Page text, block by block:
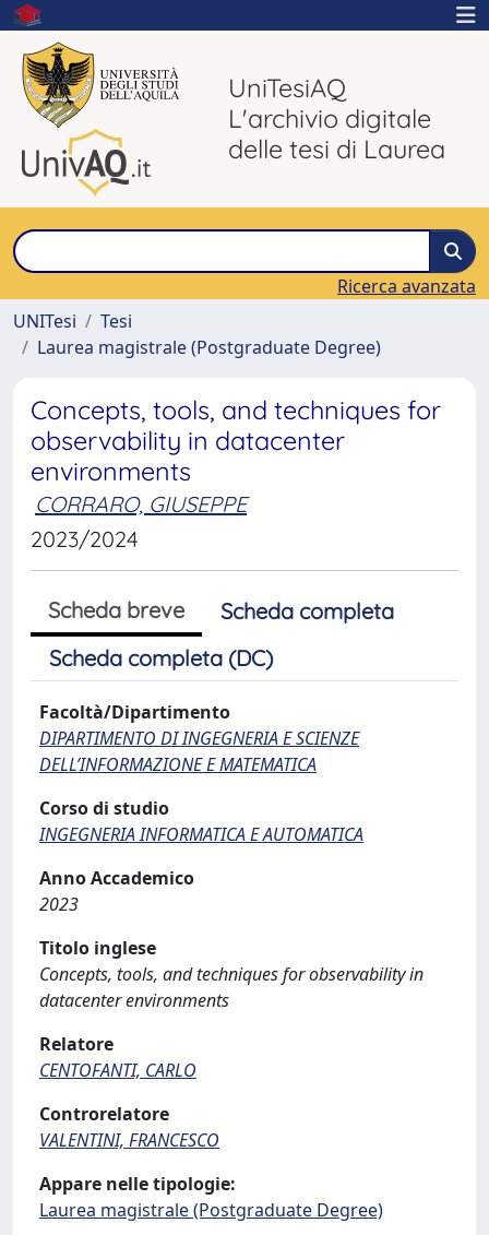
UniTesiAQ
L'archivio digitale
delle tesi di Laurea
Ricerca avanzata
UNITesi
Tesi
Laurea magistrale (Postgraduate Degree)
Concepts, tools, and techniques for
observability in datacenter
environments
CORRARO, GIUSEPPE
2023/2024
Scheda breve
Scheda completa
Scheda completa (DC)
Facoltà/Dipartimento
DIPARTIMENTO DI INGEGNERIA E SCIENZE
DELL’INFORMAZIONE E MATEMATICA
Corso di studio
INGEGNERIA INFORMATICA E AUTOMATICA
Anno Accademico
2023
Titolo inglese
Concepts, tools, and techniques for observability in
datacenter environments
Relatore
CENTOFANTI, CARLO
Controrelatore
VALENTINI, FRANCESCO
Appare nelle tipologie:
Laurea magistrale (Postgraduate Degree)